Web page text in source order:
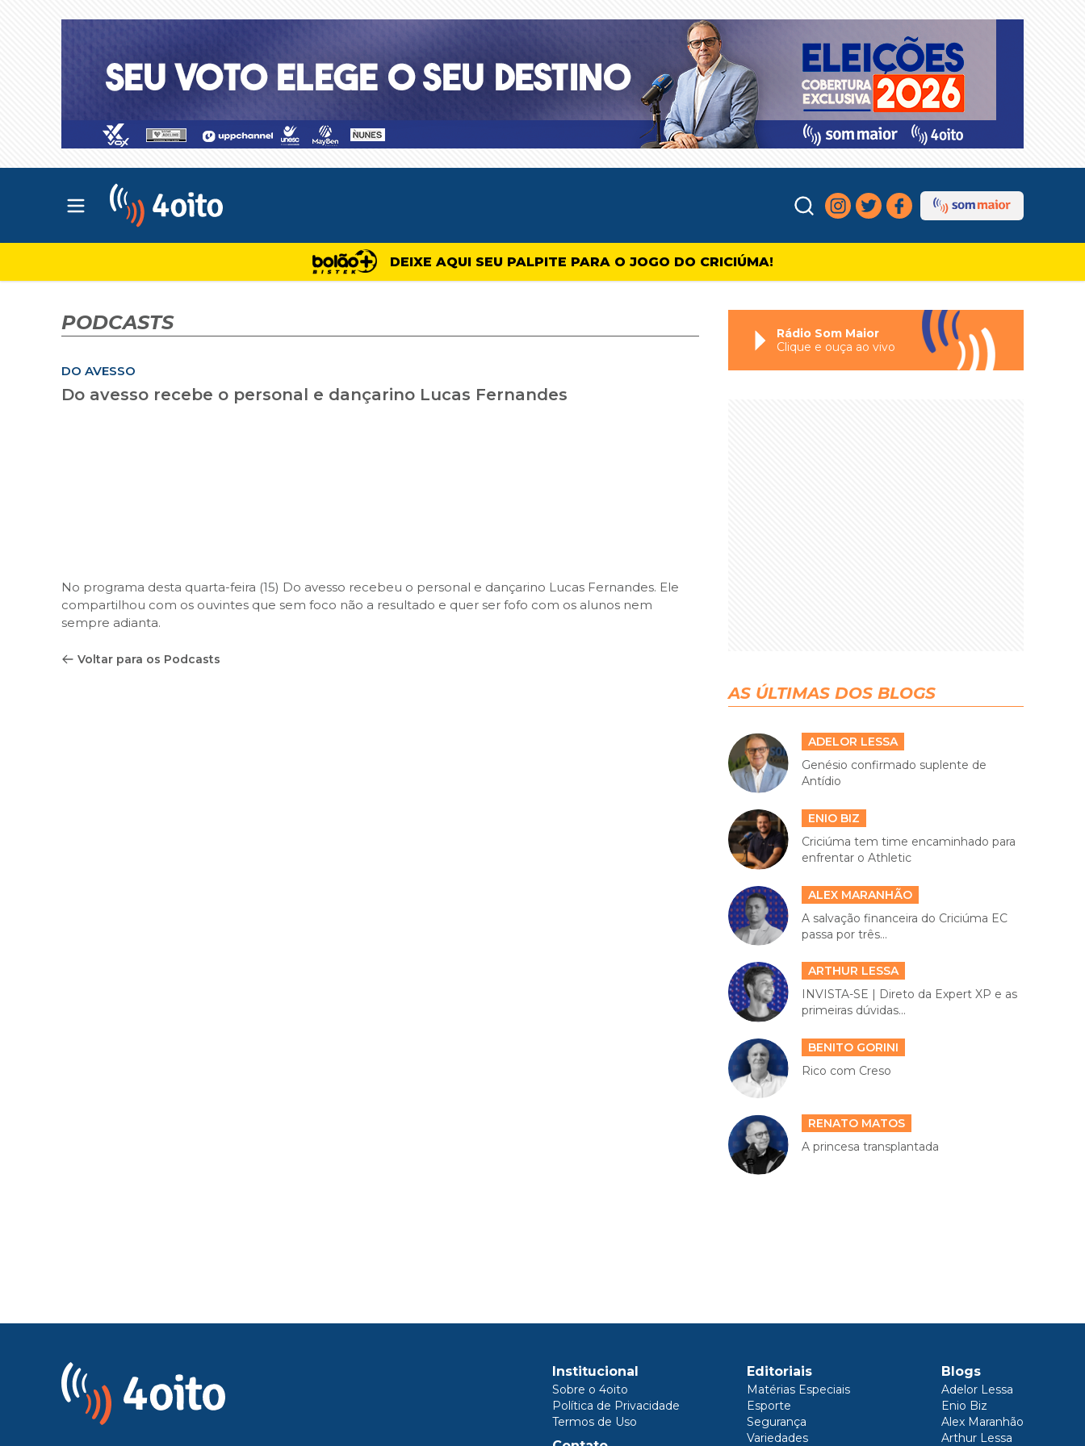
Abrir menu principal
DEIXE AQUI SEU PALPITE PARA O JOGO DO CRICIÚMA!
PODCASTS
DO AVESSO
Do avesso recebe o personal e dançarino Lucas Fernandes
No programa desta quarta-feira (15) Do avesso recebeu o personal e dançarino Lucas Fernandes. Ele
compartilhou com os ouvintes que sem foco não a resultado e quer ser fofo com os alunos nem
sempre adianta.
Voltar para os Podcasts
Rádio Som Maior
Clique e ouça ao vivo
AS ÚLTIMAS DOS BLOGS
ADELOR LESSA
Genésio confirmado suplente de
Antídio
ENIO BIZ
Criciúma tem time encaminhado para
enfrentar o Athletic
ALEX MARANHÃO
A salvação financeira do Criciúma EC
passa por três...
ARTHUR LESSA
INVISTA-SE | Direto da Expert XP e as
primeiras dúvidas...
BENITO GORINI
Rico com Creso
RENATO MATOS
A princesa transplantada
Institucional
Sobre o 4oito
Política de Privacidade
Termos de Uso
Editoriais
Matérias Especiais
Esporte
Segurança
Variedades
Blogs
Adelor Lessa
Enio Biz
Alex Maranhão
Arthur Lessa